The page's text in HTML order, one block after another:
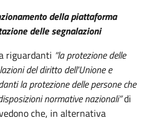
della piattaforma
delle segnalazioni
riguardanti “la protezione delle
del diritto dell'Unione e
la protezione delle persone che
normative nazionali”di
che, in alternativa